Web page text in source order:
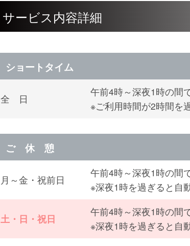
サービス内容詳細
ショートタイム
全 日
午前4時～深夜1時の間
※ご利用時間が2時間を
ご 休 憩
月～金・祝前日
午前4時～深夜1時の間
※深夜1時を過ぎると自
土・日・祝日
午前4時～深夜1時の間
※深夜1時を過ぎると自